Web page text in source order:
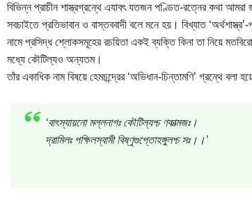
বিভিন্ন প্রাচীন শাস্ত্রগ্রন্থে এযাবৎ যতজন পণ্ডিত-রত্নের কথা আমরা
সবচাইতে প্রতিভাবান ও বাস্তববাদী বলে মনে হয়। বিখ্যাত
নামে প্রসিদ্ধ শ্লোকসমূহের রচয়িতা একই ব্যক্তি কিনা তা নিয়ে
মধ্যে কৌটিল্যও অন্যতম।
তাঁর একাধিক নাম বিষয়ে হেমচন্দ্রের ‘অভিধান-চিন্তামণি’ গ্রন্থে বলা
‘বাৎস্যায়নো মল্লনাগঃ কৌটিল্যশ্চ ণকাত্মজঃ।
দ্রামিলঃ পক্ষিলস্বামী বিষ্ণুগুপ্তোহঙ্গুলশ্চ সঃ।।’